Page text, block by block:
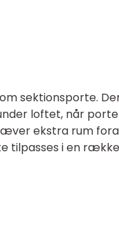
sektionsporte.
loftet, når
ekstra rum
tilpasses i en række